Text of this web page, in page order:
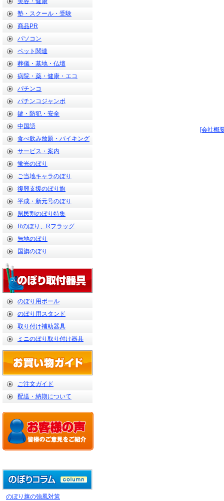
塾・スクール・受験
商品PR
パソコン
ペット関連
葬儀・墓地・仏壇
病院・薬・健康・エコ
パチンコ
パチンコジャンボ
鍵・防犯・安全
中国語
食べ飲み放題・バイキング
サービス・案内
蛍光のぼり
ご当地キャラのぼり
復興支援のぼり旗
平成・新元号のぼり
県民割のぼり特集
Rのぼり、Rフラッグ
無地のぼり
国旗のぼり
のぼり用ポール
のぼり用スタンド
取り付け補助器具
ミニのぼり取り付け器具
ご注文ガイド
配送・納期について
のぼり旗の強風対策
[会社概